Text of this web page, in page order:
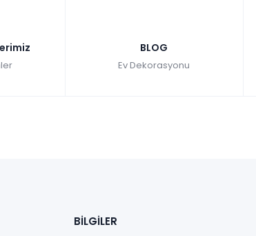
BLOG
Ev Dekorasyonu
BİLGİLER